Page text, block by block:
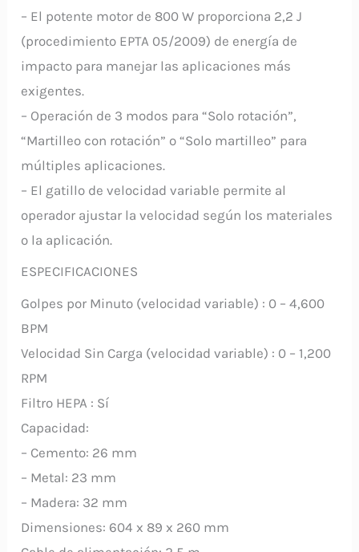
– El potente motor de 800 W proporciona 2,2 J
(procedimiento EPTA 05/2009) de energía de
impacto para manejar las aplicaciones más
exigentes.
– Operación de 3 modos para “Solo rotación”,
“Martilleo con rotación” o “Solo martilleo” para
múltiples aplicaciones.
– El gatillo de velocidad variable permite al
operador ajustar la velocidad según los materiales
o la aplicación.
ESPECIFICACIONES
Golpes por Minuto (velocidad variable) : 0 – 4,600
BPM
Velocidad Sin Carga (velocidad variable) : 0 – 1,200
RPM
Filtro HEPA : Sí
Capacidad:
– Cemento: 26 mm
– Metal: 23 mm
– Madera: 32 mm
Dimensiones: 604 x 89 x 260 mm